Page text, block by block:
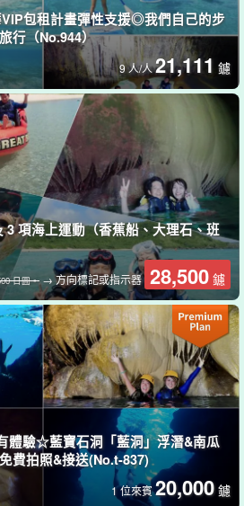
包租計畫彈性支援◎我們自己的步
行（No.944）
9 人/人21,111 鑢
3 項海上運動（香蕉船、大理石、班
日圓。 → 方向標記或指示器 28,500 鑢
體驗☆藍寶石洞「藍洞」浮潛&南瓜
費拍照&接送(No.t-837)
1 位來賓20,000 鑢